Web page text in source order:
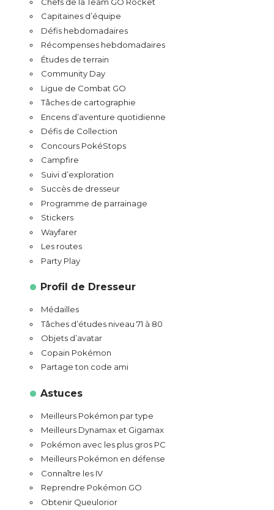
Capitaines d’équipe
Défis hebdomadaires
Récompenses hebdomadaires
Études de terrain
Community Day
Ligue de Combat GO
Tâches de cartographie
Encens d’aventure quotidienne
Défis de Collection
Concours PokéStops
Campfire
Suivi d’exploration
Succès de dresseur
Programme de parrainage
Stickers
Wayfarer
Les routes
Party Play
Profil de Dresseur
Médailles
Tâches d’études niveau 71 à 80
Objets d’avatar
Copain Pokémon
Partage ton code ami
Astuces
Meilleurs Pokémon par type
Meilleurs Dynamax et Gigamax
Pokémon avec les plus gros PC
Meilleurs Pokémon en défense
Connaître les IV
Reprendre Pokémon GO
Obtenir Queulorior